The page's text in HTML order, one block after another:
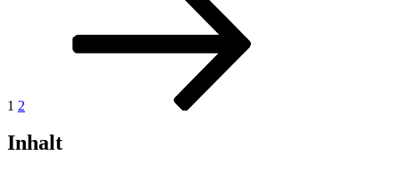
Beiträge
1 2
Inhalt